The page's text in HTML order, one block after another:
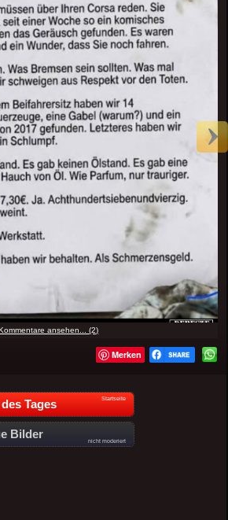
ansehen... (2)
Merken
Tages Startseite
Bilder
nicht moderiert